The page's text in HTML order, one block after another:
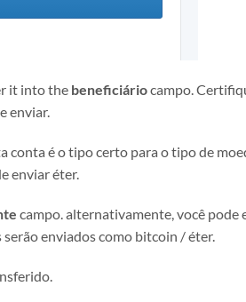
it into the beneficiáriocampo.
enviar.
conta é o tipo certo para o tipo de
enviar éter.
campo. alternativamente, você pode
enviados como bitcoin / éter.